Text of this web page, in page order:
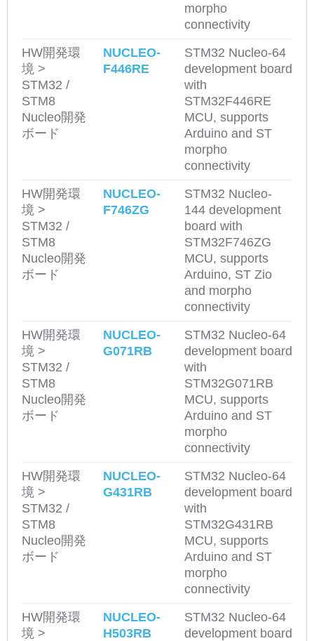
morpho
connectivity
HW開発環
境 >
STM32 /
STM8
Nucleo開発
ボード
NUCLEO-
F446RE
STM32 Nucleo-64
development board
with
STM32F446RE
MCU, supports
Arduino and ST
morpho
connectivity
HW開発環
境 >
STM32 /
STM8
Nucleo開発
ボード
NUCLEO-
F746ZG
STM32 Nucleo-
144 development
board with
STM32F746ZG
MCU, supports
Arduino, ST Zio
and morpho
connectivity
HW開発環
境 >
STM32 /
STM8
Nucleo開発
ボード
NUCLEO-
G071RB
STM32 Nucleo-64
development board
with
STM32G071RB
MCU, supports
Arduino and ST
morpho
connectivity
HW開発環
境 >
STM32 /
STM8
Nucleo開発
ボード
NUCLEO-
G431RB
STM32 Nucleo-64
development board
with
STM32G431RB
MCU, supports
Arduino and ST
morpho
connectivity
HW開発環
境 >
NUCLEO-
H503RB
STM32 Nucleo-64
development board